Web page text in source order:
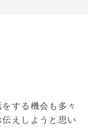
する機会も多々
えしようと思い